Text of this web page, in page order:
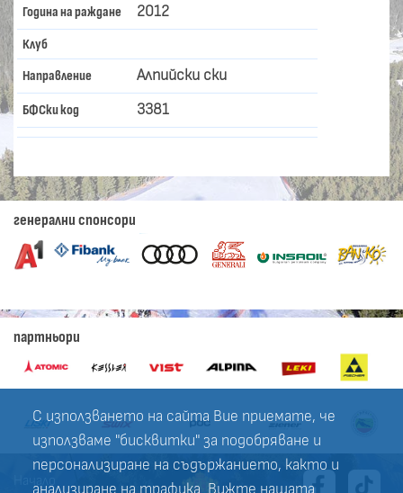
С използването на сайта Вие приемате, че
използваме "бисквитки" за подобряване и
персонализиране на съдържанието, както и
анализиране на трафика. Вижте нашата
Година на раждане 2012
Клуб
Направление Алпийски ски
БФСки код 3381
генерални спонсори
партньори